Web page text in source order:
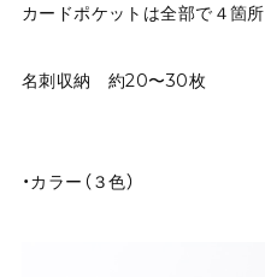
カードポケットは全部で４箇所
名刺収納 約20〜30枚
・カラー（３色）